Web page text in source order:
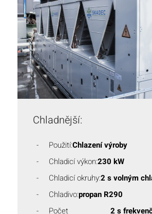
Chladnější:
Použití:Chlazení výroby
Chladicí výkon:230 kW
Chladicí okruhy:2 s volným
Chladivo:propan R290
Počet
2 s